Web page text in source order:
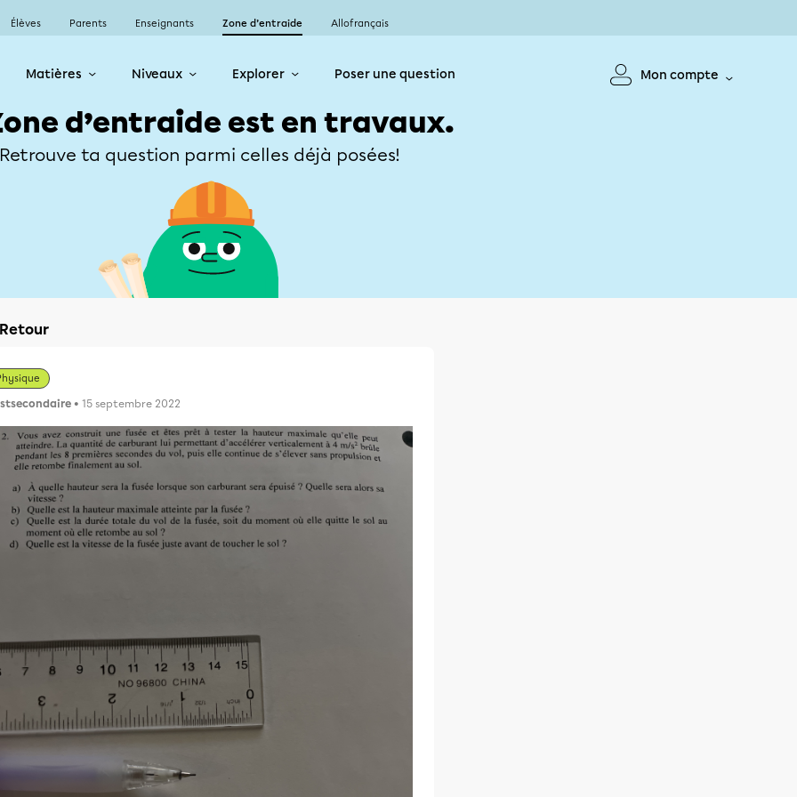
Élèves Parents Enseignants Zone d’entraide Allofrançais
Matières Niveaux Explorer Poser une question Mon compte
d’entraide est en travaux.
ta question parmi celles déjà posées!
Retour
• 15 septembre 2022